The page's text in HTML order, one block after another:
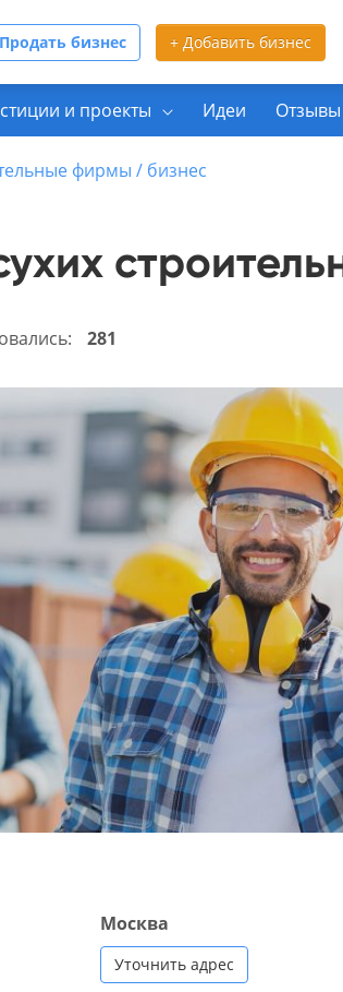
Продать бизнес + Добавить бизнес
и проекты Идеи Отзывы
фирмы / бизнес
281
Москва
Уточнить адрес